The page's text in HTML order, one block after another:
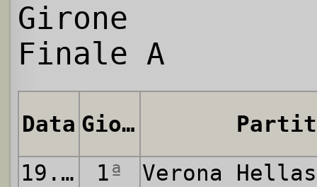
Girone
Finale A
Data Giornata
19.05.1976
1ª
Verona